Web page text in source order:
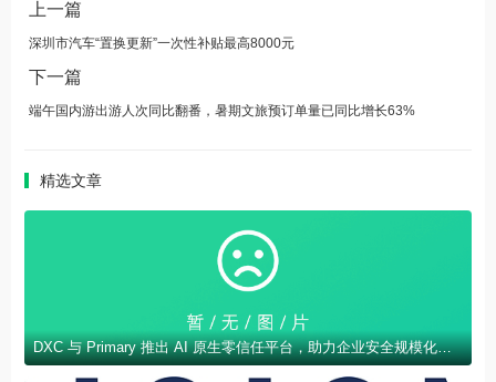
上一篇
深圳市汽车“置换更新”一次性补贴最高8000元
下一篇
端午国内游出游人次同比翻番，暑期文旅预订单量已同比增长63%
精选文章
DXC 与 Primary 推出 AI 原生零信任平台，助力企业安全规模化部署 AI